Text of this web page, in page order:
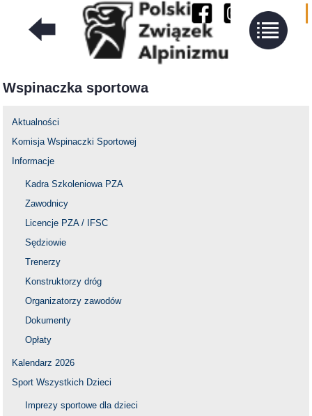
Wspinaczka sportowa
Aktualności
Komisja Wspinaczki Sportowej
Informacje
Kadra Szkoleniowa PZA
Zawodnicy
Licencje PZA / IFSC
Sędziowie
Trenerzy
Konstruktorzy dróg
Organizatorzy zawodów
Dokumenty
Opłaty
Kalendarz 2026
Sport Wszystkich Dzieci
Imprezy sportowe dla dzieci